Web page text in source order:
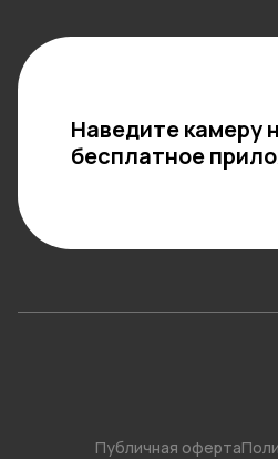
Наведите камеру
бесплатное
Публичная оферта